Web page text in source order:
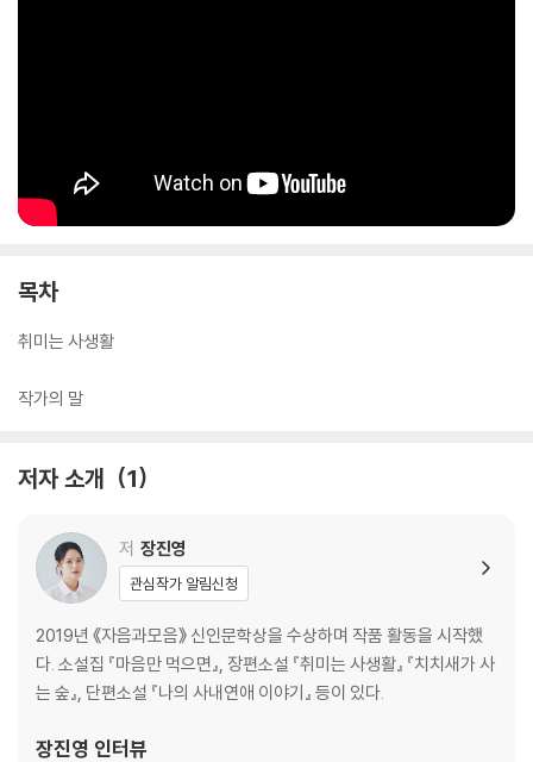
목차
취미는 사생활
작가의 말
저자 소개 1
저 장진영
관심작가 알림신청
2019년 《자음과모음》 신인문학상을 수상하며 작품 활동을 시작했
다. 소설집 『마음만 먹으면』, 장편소설 『취미는 사생활』 『치치새가 사
는 숲』, 단편소설 『나의 사내연애 이야기』 등이 있다.
장진영 인터뷰